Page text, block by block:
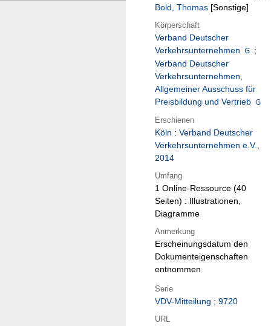
Bold, Thomas [Sonstige]
Körperschaft
Verband Deutscher
Verkehrsunternehmen
;
Verband Deutscher
Verkehrsunternehmen,
Allgemeiner Ausschuss für
Preisbildung und Vertrieb
Erschienen
Köln : Verband Deutscher
Verkehrsunternehmen e.V.,
2014
Umfang
1 Online-Ressource (40
Seiten) : Illustrationen,
Diagramme
Anmerkung
Erscheinungsdatum den
Dokumenteigenschaften
entnommen
Serie
VDV-Mitteilung ; 9720
URL